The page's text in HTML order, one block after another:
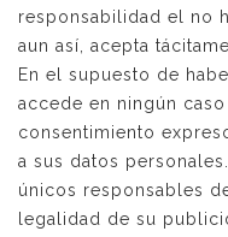
responsabilidad el no
aun así, acepta
En el supuesto de
accede en ningún
consentimiento
a sus datos
únicos responsables
legalidad de su